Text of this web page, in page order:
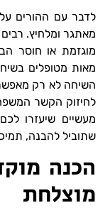
לדבר עם ההורים על
מאתגר ומלחיץ.
מוגזמת או חוסר
מאות מטופלים
השיחה לא רק
לחיזוק הקשר
מעשיים שיעזרו
שתוביל להבנה,
הכנה
מוצלחת